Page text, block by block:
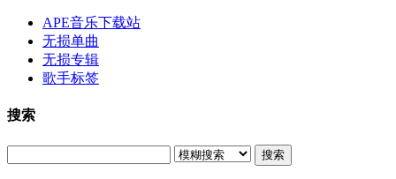
APE音乐下载站
无损单曲
无损专辑
歌手标签
搜索
搜索